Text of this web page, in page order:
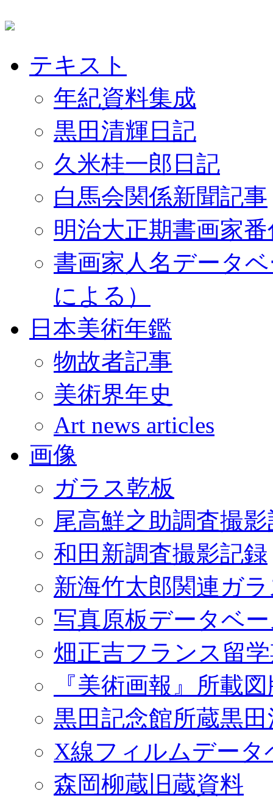
テキスト
年紀資料集成
黒田清輝日記
久米桂一郎日記
白馬会関係新聞記事
明治大正期書画家
書画家人名データ
による）
日本美術年鑑
物故者記事
美術界年史
Art news articles
画像
ガラス乾板
尾高鮮之助調査撮
和田新調査撮影記録
新海竹太郎関連ガ
写真原板データベ
畑正吉フランス留
『美術画報』所載
黒田記念館所蔵黒
X線フィルムデータ
森岡柳蔵旧蔵資料